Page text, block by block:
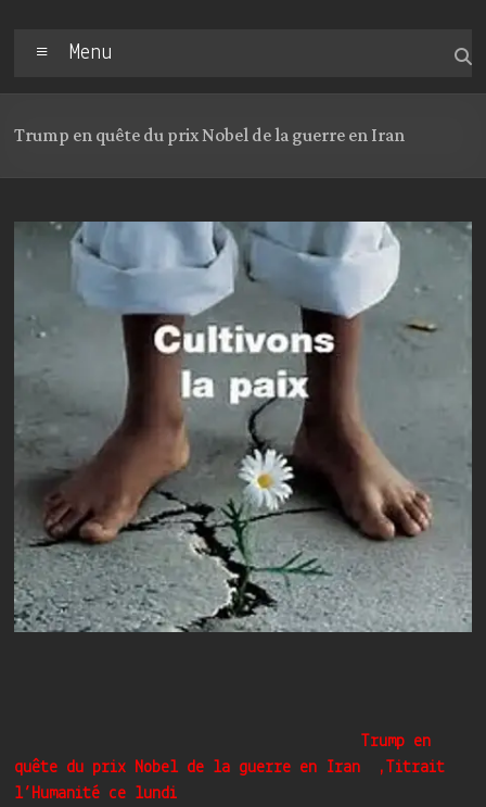
Menu
Trump en quête du prix Nobel de la guerre en Iran
Trump en
quête du prix Nobel de la guerre en Iran ,Titrait
l’Humanité ce lundi